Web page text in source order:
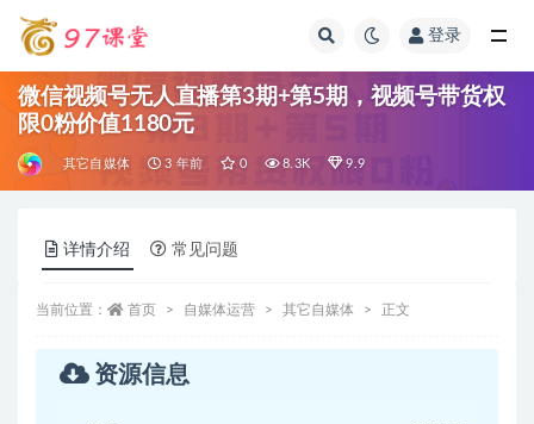
登录
微信视频号无人直播第3期+第5期，视频号带货权
限0粉价值1180元
其它自媒体 3 年前 0 8.3K 9.9
详情介绍 常见问题
当前位置： 首页 自媒体运营 其它自媒体 正文
资源信息